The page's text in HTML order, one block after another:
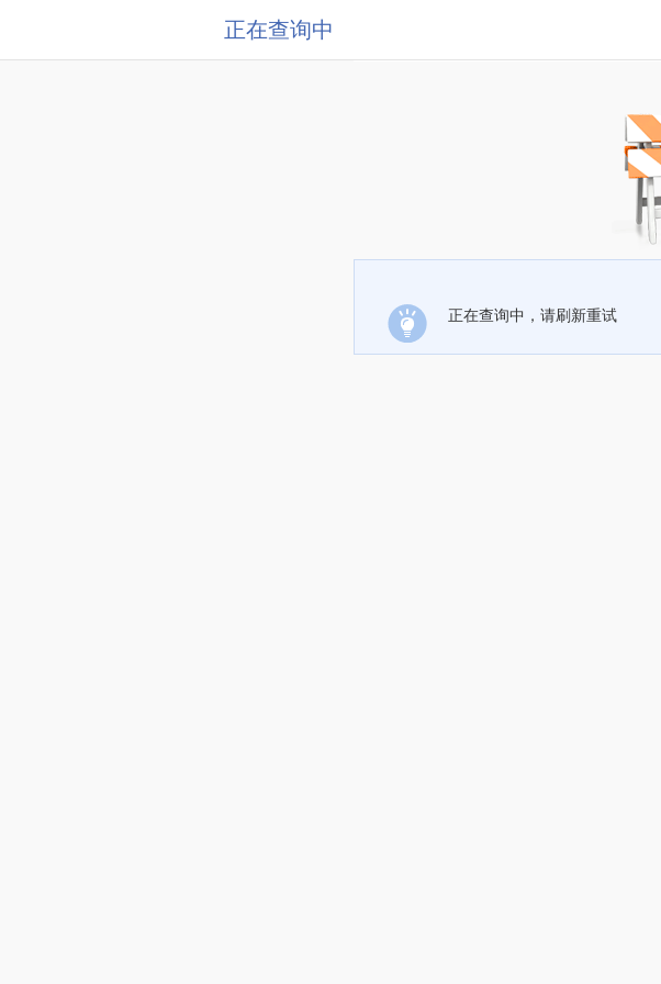
正在查询中
正在查询中，请刷新重试